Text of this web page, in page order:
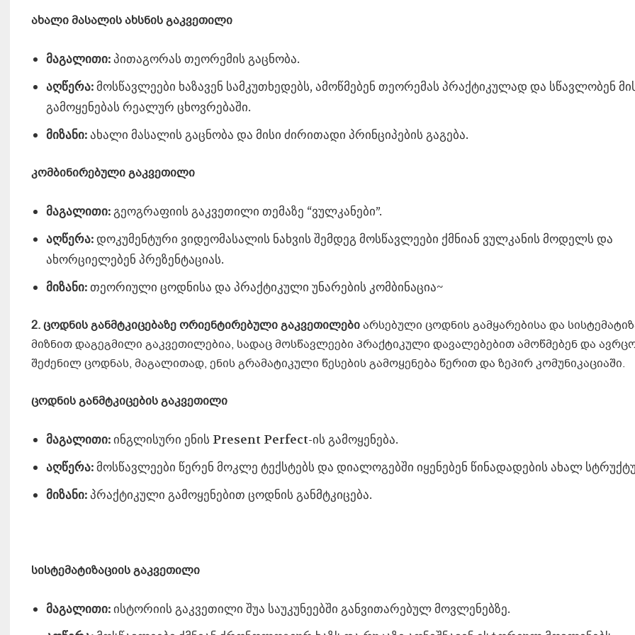
ახალი მასალის ახსნის გაკვეთილი
მაგალითი:პითაგორას თეორემის გაცნობა.
აღწერა:მოსწავლეები ხაზავენ სამკუთხედებს, ამოწმებენ თეორემას პრაქტიკულად და სწავლობენ
გამოყენებას რეალურ ცხოვრებაში.
მიზანი:ახალი მასალის გაცნობა და მისი ძირითადი პრინციპების გაგება.
კომბინირებული გაკვეთილი
მაგალითი:გეოგრაფიის გაკვეთილი თემაზე “ვულკანები”.
აღწერა:დოკუმენტური ვიდეომასალის ნახვის შემდეგ მოსწავლეები ქმნიან ვულკანის მოდელს და
ახორციელებენ პრეზენტაციას.
მიზანი:თეორიული ცოდნისა და პრაქტიკული უნარების კომბინაცია~
2. ცოდნის განმტკიცებაზე ორიენტირებული გაკვეთილებიარსებული ცოდნის გამყარებისა და
მიზნით დაგეგმილი გაკვეთილებია, სადაც მოსწავლეები პრაქტიკული დავალებებით ამოწმებენ და
შეძენილ ცოდნას, მაგალითად, ენის გრამატიკული წესების გამოყენება წერით და ზეპირ კომუნიკაციაში.
ცოდნის განმტკიცების გაკვეთილი
მაგალითი:ინგლისური ენის Present Perfect-ის გამოყენება.
აღწერა:მოსწავლეები წერენ მოკლე ტექსტებს და დიალოგებში იყენებენ წინადადების ახალ
მიზანი:პრაქტიკული გამოყენებით ცოდნის განმტკიცება.
სისტემატიზაციის გაკვეთილი
მაგალითი:ისტორიის გაკვეთილი შუა საუკუნეებში განვითარებულ მოვლენებზე.